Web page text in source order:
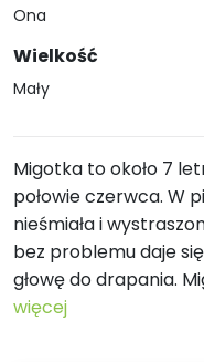
Ona
Wielkość
Mały
Migotka to około 7
połowie czerwca. W
nieśmiała i
bez problemu daje
głowę do drapania.
więcej